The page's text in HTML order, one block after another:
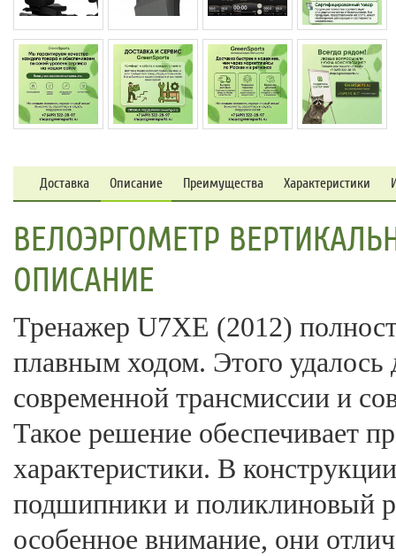
Доставка Описание Преимущества Характеристики
ВЕЛОЭРГОМЕТР
ОПИСАНИЕ
Тренажер U7XE (2012)
плавным ходом. Этого удалось
современной трансмиссии и
Такое решение обеспечивает
характеристики. В
подшипники и поликлиновый
особенное внимание, они